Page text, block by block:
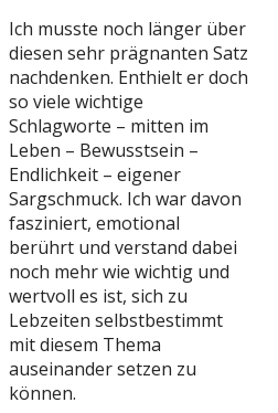
Ich musste noch länger über
diesen sehr prägnanten Satz
nachdenken. Enthielt er doch
so viele wichtige
Schlagworte – mitten im
Leben – Bewusstsein –
Endlichkeit – eigener
Sargschmuck. Ich war davon
fasziniert, emotional
berührt und verstand dabei
noch mehr wie wichtig und
wertvoll es ist, sich zu
Lebzeiten selbstbestimmt
mit diesem Thema
auseinander setzen zu
können.